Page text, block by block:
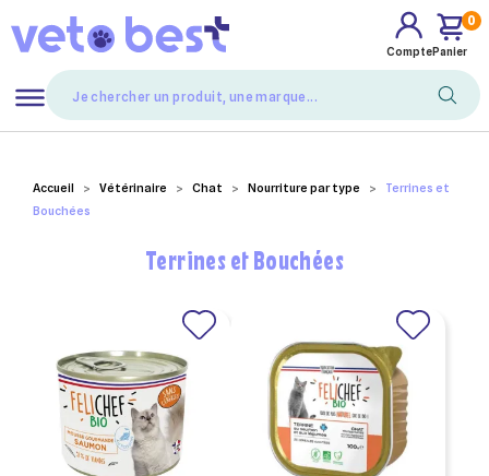
Compte
0
Panier
Accueil Vétérinaire Chat Nourriture par type
Terrines et
Bouchées
Terrines et Bouchées